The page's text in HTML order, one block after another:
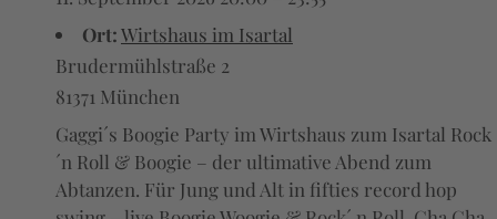
Ort:Wirtshaus im Isartal
Brudermühlstraße 2
81371 München
Gaggi´s Boogie Party im Wirtshaus zum Isartal Rock
´n Roll & Boogie – der ultimative Abend zum
Abtanzen. Für Jung und Alt in fifties record hop